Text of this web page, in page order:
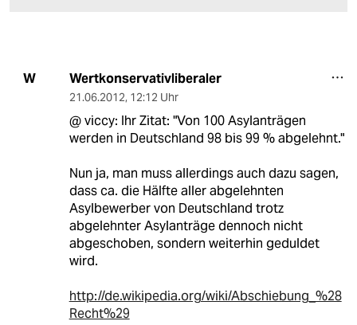
W Wertkonservativliberaler
21.06.2012, 12:12 Uhr
@ viccy: Ihr Zitat: "Von 100 Asylanträgen
werden in Deutschland 98 bis 99 % abgelehnt."
Nun ja, man muss allerdings auch dazu sagen,
dass ca. die Hälfte aller abgelehnten
Asylbewerber von Deutschland trotz
abgelehnter Asylanträge dennoch nicht
abgeschoben, sondern weiterhin geduldet
wird.
http://de.wikipedia.org/wiki/Abschiebung_%28
Recht%29